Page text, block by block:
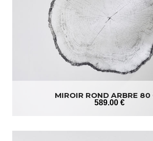
MIROIR ROND ARBRE 80
589.00 €